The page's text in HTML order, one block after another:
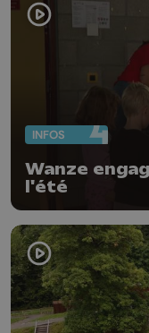
INFOS
Wanze
l'été